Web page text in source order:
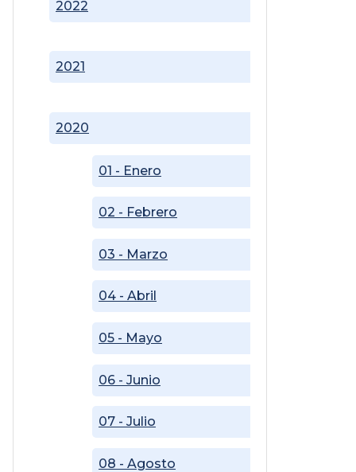
2020
01 - Enero
02 - Febrero
03 - Marzo
04 - Abril
05 - Mayo
06 - Junio
07 - Julio
08 - Agosto
2021
2022